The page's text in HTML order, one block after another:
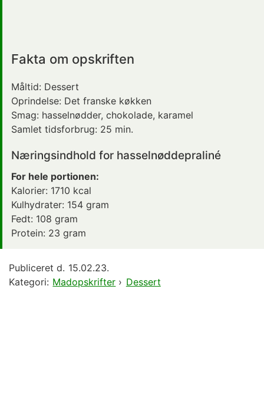
Fakta om opskriften
Måltid: Dessert
Oprindelse: Det franske køkken
Smag: hasselnødder, chokolade, karamel
Samlet tidsforbrug: 25 min.
Næringsindhold for hasselnøddepraliné
For hele portionen:
Kalorier: 1710 kcal
Kulhydrater: 154 gram
Fedt: 108 gram
Protein: 23 gram
Publiceret d. 15.02.23.
Kategori: Madopskrifter › Dessert